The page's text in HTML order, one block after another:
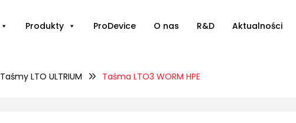
Produkty ProDevice O nas R&D Aktualności
Taśmy LTO ULTRIUM Taśma LTO3 WORM HPE